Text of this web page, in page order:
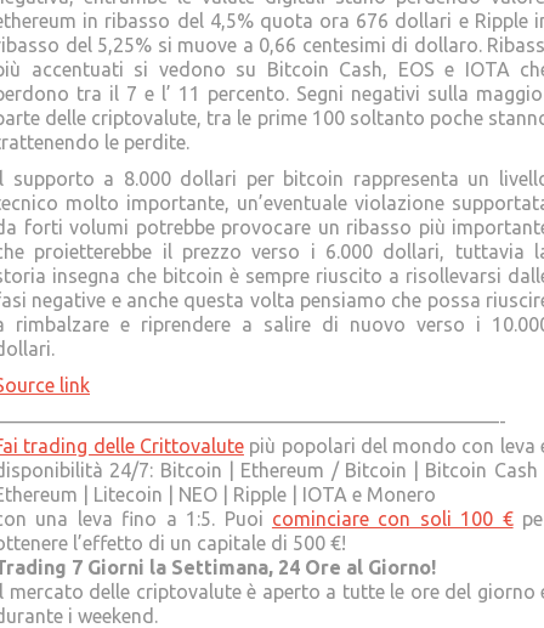
in ribasso del 4,5% quota ora 676 dollari e Ripple
del 5,25% si muove a 0,66 centesimi di dollaro.
accentuati si vedono su Bitcoin Cash, EOS e IOTA
tra il 7 e l’ 11 percento. Segni negativi sulla
delle criptovalute, tra le prime 100 soltanto poche
le perdite.
supporto a 8.000 dollari per bitcoin rappresenta un
molto importante, un’eventuale violazione
forti volumi potrebbe provocare un ribasso più
proietterebbe il prezzo verso i 6.000 dollari, tuttavia
insegna che bitcoin è sempre riuscito a risollevarsi
negative e anche questa volta pensiamo che possa
rimbalzare e riprendere a salire di nuovo verso i
link
trading delle Crittovalutepiù popolari del mondo con leva
24/7: Bitcoin | Ethereum / Bitcoin | Bitcoin Cash
| Litecoin | NEO | Ripple | IOTA e Monero
una leva fino a 1:5. Puoi cominciare con soli 100 €
l’effetto di un capitale di 500 €!
7 Giorni la Settimana, 24 Ore al Giorno!
mercato delle criptovalute è aperto a tutte le ore del giorno
i weekend.